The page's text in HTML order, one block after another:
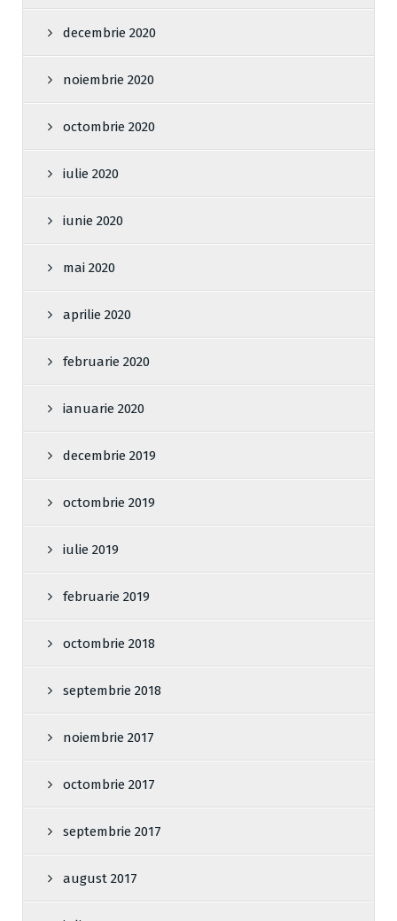
decembrie 2020
noiembrie 2020
octombrie 2020
iulie 2020
iunie 2020
mai 2020
aprilie 2020
februarie 2020
ianuarie 2020
decembrie 2019
octombrie 2019
iulie 2019
februarie 2019
octombrie 2018
septembrie 2018
noiembrie 2017
octombrie 2017
septembrie 2017
august 2017